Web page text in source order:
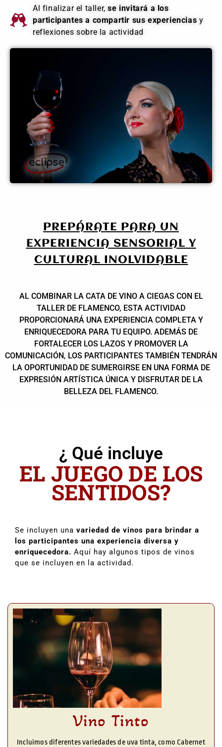
Al finalizar el taller,se invitará a los
participantes a compartir sus experiencias y
reflexiones sobre la actividad
PREPÁRATE PARA UN
EXPERIENCIA SENSORIAL Y
CULTURAL INOLVIDABLE
AL COMBINAR LA CATA DE VINO A CIEGAS CON EL
TALLER DE FLAMENCO, ESTA ACTIVIDAD
PROPORCIONARÁ UNA EXPERIENCIA COMPLETA Y
ENRIQUECEDORA PARA TU EQUIPO. ADEMÁS DE
FORTALECER LOS LAZOS Y PROMOVER LA
COMUNICACIÓN, LOS PARTICIPANTES TAMBIÉN TENDRÁN
LA OPORTUNIDAD DE SUMERGIRSE EN UNA FORMA DE
EXPRESIÓN ARTÍSTICA ÚNICA Y DISFRUTAR DE LA
BELLEZA DEL FLAMENCO.
¿ Qué incluye
EL JUEGO DE LOS
SENTIDOS?
Se incluyen una variedad de vinos para brindar a
los participantes una experiencia diversa y
enriquecedora. Aquí hay algunos tipos de vinos
que se incluyen en la actividad.
Vino Tinto
Incluimos diferentes variedades de uva tinta, como Cabernet